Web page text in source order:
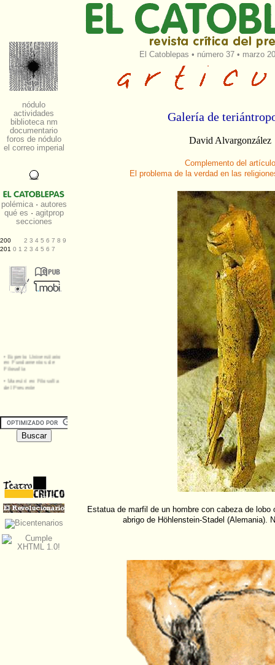
El Catoblepas • número 37• marzo
Galería de
David Alvargonzález
Complemento del artículo
El problema de la verdad en las
Estatua de marfil de un hombre con cabeza de lobo
abrigo de Höhlenstein-Stadel (Alemania).